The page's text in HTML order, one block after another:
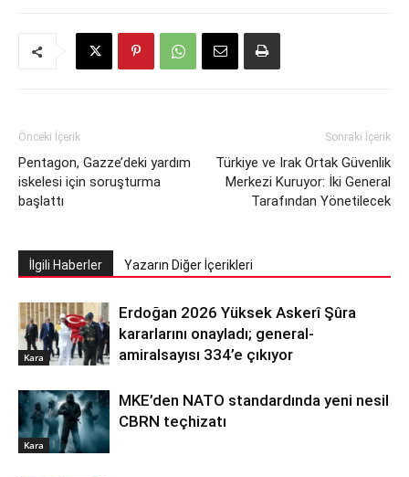
Önceki İçerik
Pentagon, Gazze’deki yardım
iskelesi için soruşturma
başlattı
Sonraki İçerik
Türkiye ve Irak Ortak Güvenlik
Merkezi Kuruyor: İki General
Tarafından Yönetilecek
İlgili Haberler Yazarın Diğer İçerikleri
Kara
Erdoğan 2026 Yüksek Askerî Şûra
kararlarını onayladı; general-
amiralsayısı 334’e çıkıyor
Kara
MKE’den NATO standardında yeni nesil
CBRN teçhizatı